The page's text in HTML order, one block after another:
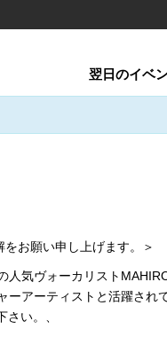
翌日のイベ
お願い申し上げます。＞
人気ヴォーカリスト
ーアーティストと活躍され
い。、